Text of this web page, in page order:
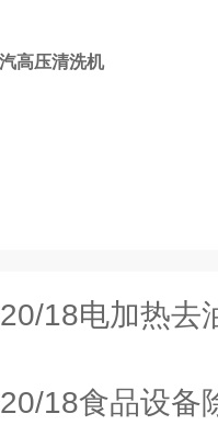
高压清洗机
18电加热去
18食品设备